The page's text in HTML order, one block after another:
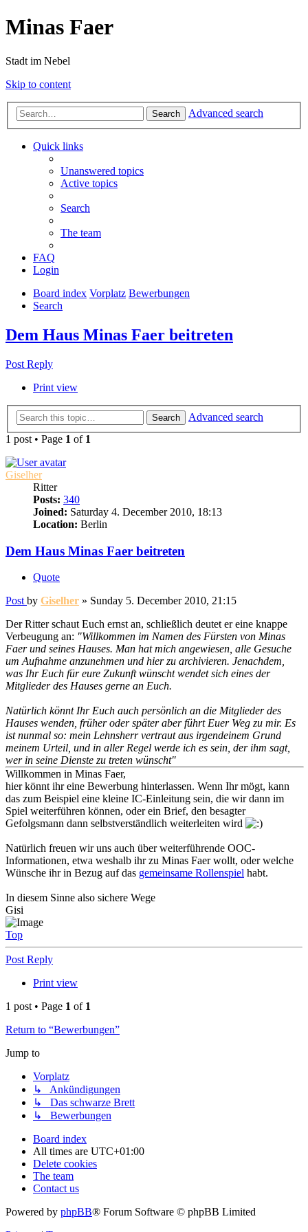
Minas Faer
Stadt im Nebel
Skip to content
Search Advanced search
Quick links
Unanswered topics
Active topics
Search
The team
FAQ
Login
Board index Vorplatz Bewerbungen
Search
Dem Haus Minas Faer beitreten
Post Reply
Print view
Search
Advanced search
1 post • Page 1 of 1
Giselher
Ritter
Posts: 340
Joined: Saturday 4. December 2010, 18:13
Location: Berlin
Dem Haus Minas Faer beitreten
Quote
Post by Giselher » Sunday 5. December 2010, 21:15
Der Ritter schaut Euch ernst an, schließlich deutet er eine knappe
Verbeugung an: "Willkommen im Namen des Fürsten von Minas
Faer und seines Hauses. Man hat mich angewiesen, alle Gesuche
um Aufnahme anzunehmen und hier zu archivieren. Jenachdem,
was Ihr Euch für eure Zukunft wünscht wendet sich eines der
Mitglieder des Hauses gerne an Euch.
Natürlich könnt Ihr Euch auch persönlich an die Mitglieder des
Hauses wenden, früher oder später aber führt Euer Weg zu mir. Es
ist nunmal so: mein Lehnsherr vertraut aus irgendeinem Grund
meinem Urteil, und in aller Regel werde ich es sein, der ihm sagt,
wer in seine Dienste zu treten wünscht"
Willkommen in Minas Faer,
hier könnt ihr eine Bewerbung hinterlassen. Wenn Ihr mögt, kann
das zum Beispiel eine kleine IC-Einleitung sein, die wir dann im
Spiel weiterführen können, oder ein Brief, den besagter
Gefolgsmann dann selbstverständlich weiterleiten wird
Natürlich freuen wir uns auch über weiterführende OOC-
Informationen, etwa weshalb ihr zu Minas Faer wollt, oder welche
Wünsche ihr in Bezug auf das gemeinsame Rollenspiel habt.
In diesem Sinne also sichere Wege
Gisi
Top
Post Reply
Print view
1 post • Page 1 of 1
Return to “Bewerbungen”
Jump to
Vorplatz
↳ Ankündigungen
↳ Das schwarze Brett
↳ Bewerbungen
Board index
All times are UTC+01:00
Delete cookies
The team
Contact us
Powered by phpBB® Forum Software © phpBB Limited